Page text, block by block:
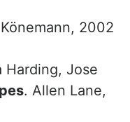
2002
Harding, Jose
. Allen Lane,